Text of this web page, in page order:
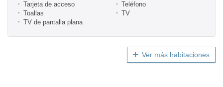
Tarjeta de acceso
Teléfono
Toallas
TV
TV de pantalla plana
Ver más habitaciones